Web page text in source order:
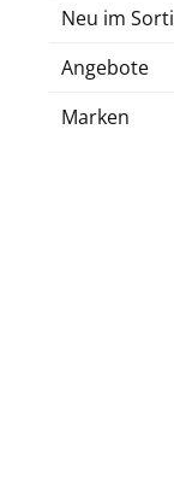
Neu im
Angebote
Marken